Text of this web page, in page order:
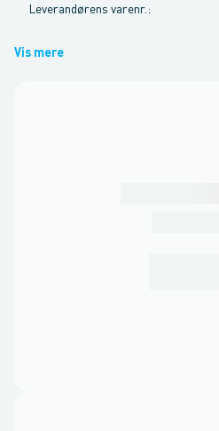
Leverandørens varenr. :
Vis mere